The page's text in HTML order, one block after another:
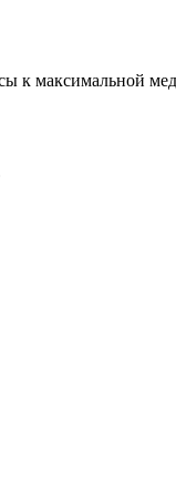
к максимальной